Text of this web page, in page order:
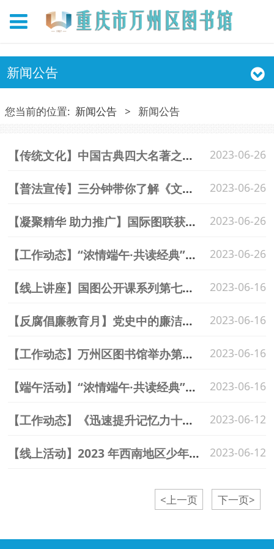
新闻公告
您当前的位置: 新闻公告 > 新闻公告
【传统文化】中国古典四大名著之《三国演义》 2023-06-26
【普法宣传】三分钟带你了解《文物保护法》常识——万州区推动数字化文化传播与服务系列活动 ​​​ 2023-06-26
【凝聚精华 助力推广】国际图联获奖图书馆案例展（四）—图书馆特色阅读空间之未成年人服务篇 2023-06-26
【工作动态】“浓情端午·共读经典”亲子阅读活动 2023-06-26
【线上讲座】国图公开课系列第七辑—屈原文化与端午习俗 2023-06-16
​【反腐倡廉教育月】党史中的廉洁故事 2023-06-16
【工作动态】万州区图书馆举办第十八期“常青e路 幸福夕阳”老年人数字阅读培训 2023-06-16
【端午活动】“浓情端午·共读经典”—区图书馆邀你一起读经典、包粽子——万州区推动数字化文化传播与服务系列活动 2023-06-16
【工作动态】《迅速提升记忆力十大方法》专题讲座火热开讲！ 2023-06-12
【线上活动】2023 年西南地区少年儿童电子绘本创作征集活动 2023-06-12
<上一页 下一页>